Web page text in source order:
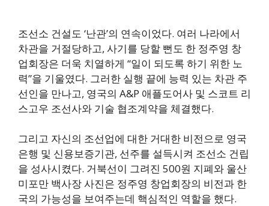
조선소 건설도 ‘난관’의 연속이었다. 여러 나라에서
차관을 거절당하고, 사기를 당할 뻔도 한 정주영 창
업회장은 더욱 치열하게 “일이 되도록 하기 위한 노
력”을 기울였다. 그러한 실행 끝에 능력 있는 차관 주
선인을 만나고, 영국의 A&P 애플도어사 및 스코트 리
스고우 조선사와 기술 협조계약을 체결했다.
그리고 자신의 조선업에 대한 거대한 비전으로 영국
은행 및 신용보증기관, 선주를 설득시켜 조선소 건립
을 성사시켰다. 거북선이 그려진 500원 지폐와 울산
미포만 백사장 사진은 정주영 창업회장의 비전과 한
국의 가능성을 보여주는데 핵심적인 역할을 했다.